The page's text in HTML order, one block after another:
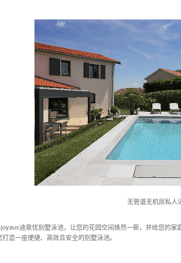
无管道无机房私人
迪泉优别墅泳池，让您的花园空间焕然一新，并给您的
造一座便捷、高效且安全的别墅泳池。